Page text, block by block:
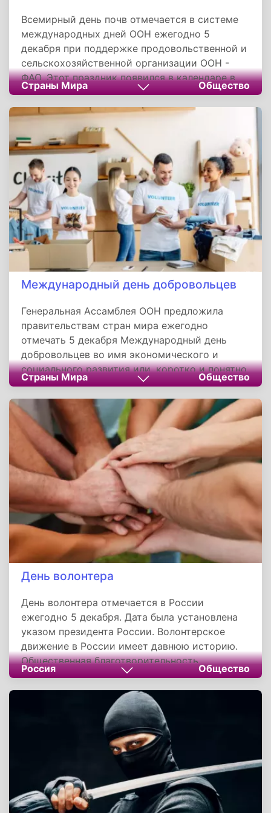
Всемирный день почв отмечается в системе
международных дней ООН ежегодно 5
декабря при поддержке продовольственной и
сельскохозяйственной организации ООН -
ФАО. Этот праздник появился в календаре в
начале XXI века и является относительно
новым.
Страны Мира Общество
Международный день добровольцев
Генеральная Ассамблея ООН предложила
правительствам стран мира ежегодно
отмечать 5 декабря Международный день
добровольцев во имя экономического и
социального развития или, коротко и понятно,
- Международный день добровольцев.
Добровольцы - волонтеры - это люди,
которые тратят свое свободное время на
благо общества. Сферы деятельности, в
которых можно увидеть безвозмездную
работу добровольцев, поистине
многочисленны и разнообразны.
Страны Мира Общество
День волонтера
День волонтера отмечается в России
ежегодно 5 декабря. Дата была установлена
указом президента России. Волонтерское
движение в России имеет давнюю историю.
Общественная благотворительность
зародилась еще в домонгольский период, и
наиболее важную роль в ее развитии сыграла
церковь. В годы становления Московской
Руси благотворительность не была
повсеместной, а проявлялась в деятельности
Россия Общество